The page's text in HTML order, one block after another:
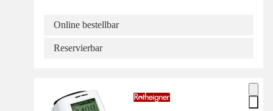
Online bestellbar
Reservierbar